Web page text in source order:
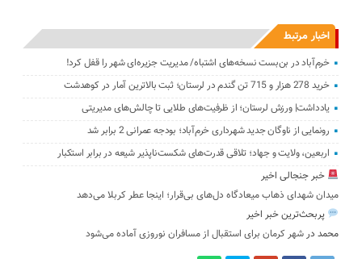
اخبار مرتبط
خرم‌آباد در بن‌بست نسخه‌های اشتباه/ مدیریت جزیره‌ای شهر را قفل کرد‌!
خرید 278 هزار و 715 تن گندم در لرستان؛ ثبت بالاترین آمار در کوهدشت
یادداشت| ورزش لرستان؛ از ظرفیت‌های طلایی تا چالش‌های مدیریتی
رونمایی از ناوگان جدید شهرداری خرم‌آباد؛ بودجه عمرانی 2 برابر شد
اربعین، ولایت و جهاد؛ تلاقی قدرت‌های شکست‌ناپذیر شیعه در برابر استکبار
خبر جنجالی اخیر
میدان شهدای ذهاب میعادگاه دل‌های بی‌قرار؛ اینجا عطر کربلا می‌دهد
پربحث‌ترین خبر اخیر
محمد درشهر کرمان برای استقبال از مسافران نوروزی آماده می‌شود